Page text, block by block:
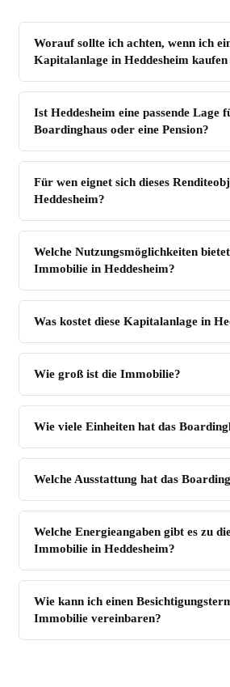
Worauf sollte ich achten, wenn ich
Kapitalanlage in Heddesheim kaufen
Ist Heddesheim eine passende Lage
Boardinghaus oder eine Pension?
Für wen eignet sich dieses
Heddesheim?
Welche Nutzungsmöglichkeiten
Immobilie in Heddesheim?
Was kostet diese Kapitalanlage in
Wie groß ist die Immobilie?
Wie viele Einheiten hat das
Welche Ausstattung hat das
Welche Energieangaben gibt es zu
Immobilie in Heddesheim?
Wie kann ich einen
Immobilie vereinbaren?